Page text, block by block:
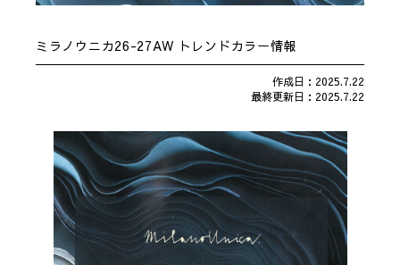
ミラノウニカ26-27AW トレンドカラー情報
作成日：2025.7.22
最終更新日：2025.7.22